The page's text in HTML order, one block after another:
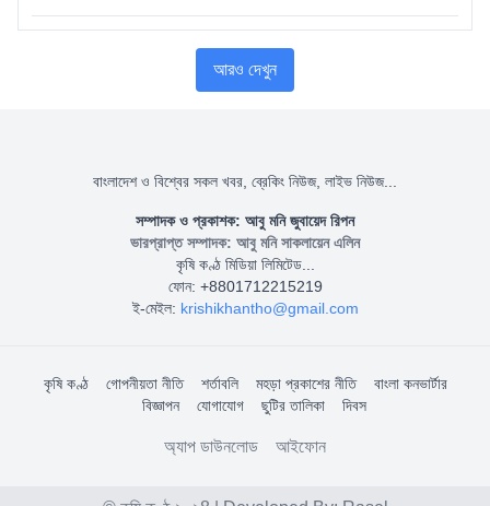
আরও দেখুন
বাংলাদেশ ও বিশ্বের সকল খবর, ব্রেকিং নিউজ, লাইভ নিউজ...
সম্পাদক ও প্রকাশক: আবু মনি জুবায়েদ রিপন
ভারপ্রাপ্ত সম্পাদক: আবু মনি সাকলায়েন এলিন
কৃষি কণ্ঠ মিডিয়া লিমিটেড...
ফোন: +8801712215219
ই-মেইল: krishikhantho@gmail.com
কৃষি কণ্ঠ গোপনীয়তা নীতি শর্তাবলি মহড়া প্রকাশের নীতি
বাংলা কনভার্টার
বিজ্ঞাপন
যোগাযোগ ছুটির তালিকা দিবস
অ্যাপ ডাউনলোড আইফোন